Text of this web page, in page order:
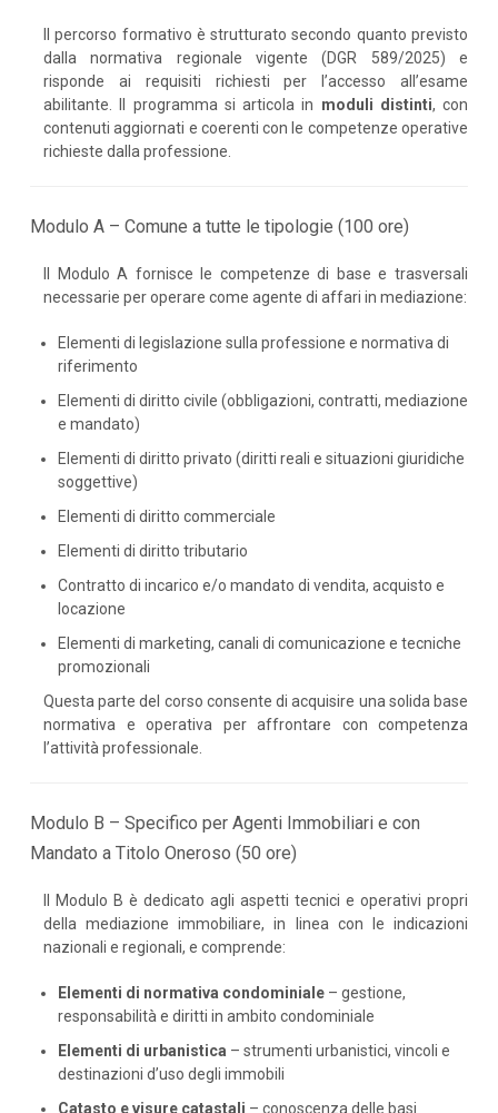
Il percorso formativo è strutturato secondo quanto previsto
dalla normativa regionale vigente (DGR 589/2025) e
risponde ai requisiti richiesti per l’accesso all’esame
abilitante. Il programma si articola in moduli distinti, con
contenuti aggiornati e coerenti con le competenze operative
richieste dalla professione.
Modulo A – Comune a tutte le tipologie (100 ore)
Il Modulo A fornisce le competenze di base e trasversali
necessarie per operare come agente di affari in mediazione:
Elementi di legislazione sulla professione e normativa di
riferimento
Elementi di diritto civile (obbligazioni, contratti, mediazione
e mandato)
Elementi di diritto privato (diritti reali e situazioni giuridiche
soggettive)
Elementi di diritto commerciale
Elementi di diritto tributario
Contratto di incarico e/o mandato di vendita, acquisto e
locazione
Elementi di marketing, canali di comunicazione e tecniche
promozionali
Questa parte del corso consente di acquisire una solida base
normativa e operativa per affrontare con competenza
l’attività professionale.
Modulo B – Specifico per Agenti Immobiliari e con
Mandato a Titolo Oneroso (50 ore)
Il Modulo B è dedicato agli aspetti tecnici e operativi propri
della mediazione immobiliare, in linea con le indicazioni
nazionali e regionali, e comprende:
Elementi di normativa condominiale – gestione,
responsabilità e diritti in ambito condominiale
Elementi di urbanistica – strumenti urbanistici, vincoli e
destinazioni d’uso degli immobili
Catasto e visure catastali – conoscenza delle basi